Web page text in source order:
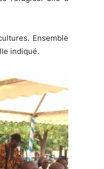
Ensemble
indiqué.